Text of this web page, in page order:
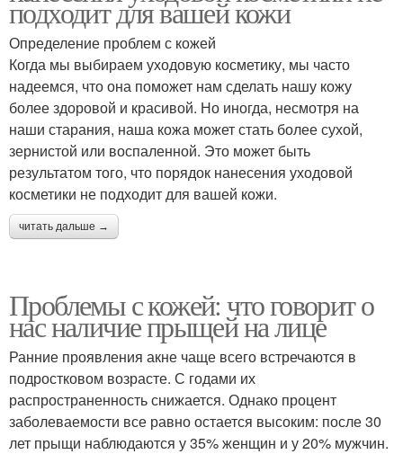
подходит для вашей кожи
Определение проблем с кожей
Когда мы выбираем уходовую косметику, мы часто
надеемся, что она поможет нам сделать нашу кожу
более здоровой и красивой. Но иногда, несмотря на
наши старания, наша кожа может стать более сухой,
зернистой или воспаленной. Это может быть
результатом того, что порядок нанесения уходовой
косметики не подходит для вашей кожи.
читать дальше →
Проблемы с кожей: что говорит о
нас наличие прыщей на лице
Ранние проявления акне чаще всего встречаются в
подростковом возрасте. С годами их
распространенность снижается. Однако процент
заболеваемости все равно остается высоким: после 30
лет прыщи наблюдаются у 35% женщин и у 20% мужчин.